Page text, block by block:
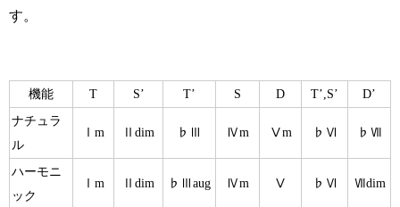
す。
機能 T S’ T’ S D T’,S’
D’
ナチュラ
ル
Ⅰm Ⅱdim ♭Ⅲ Ⅳm Ⅴm ♭Ⅵ ♭Ⅶ
ハーモニ
ック
Ⅰm Ⅱdim ♭Ⅲaug Ⅳm Ⅴ ♭Ⅵ Ⅶdim